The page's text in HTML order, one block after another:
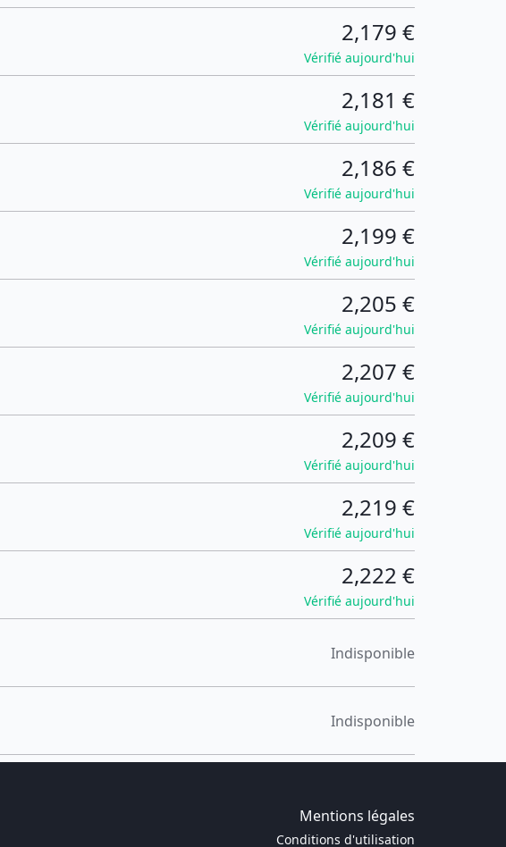
2,179 €
Vérifié aujourd'hui
2,181 €
Vérifié aujourd'hui
2,186 €
Vérifié aujourd'hui
2,199 €
Vérifié aujourd'hui
2,205 €
Vérifié aujourd'hui
2,207 €
Vérifié aujourd'hui
2,209 €
Vérifié aujourd'hui
2,219 €
Vérifié aujourd'hui
2,222 €
Vérifié aujourd'hui
Indisponible
Indisponible
Mentions légales
Conditions d'utilisation